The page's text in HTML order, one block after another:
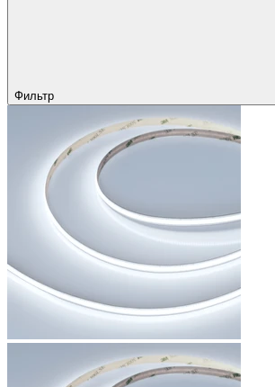
Фильтр